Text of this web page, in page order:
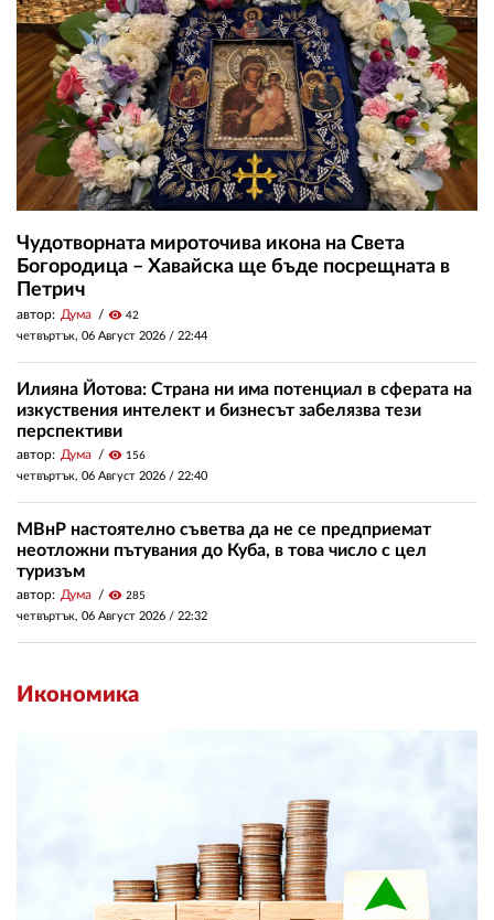
Чудотворната мироточива икона на Света
Богородица – Хавайска ще бъде посрещната в
Петрич
автор: Дума visibility 42
четвъртък, 06 Август 2026 / 22:44
Илияна Йотова: Страна ни има потенциал в сферата на
изкуствения интелект и бизнесът забелязва тези
перспективи
автор: Дума visibility 156
четвъртък, 06 Август 2026 / 22:40
МВнР настоятелно съветва да не се предприемат
неотложни пътувания до Куба, в това число с цел
туризъм
автор: Дума visibility 285
четвъртък, 06 Август 2026 / 22:32
Икономика